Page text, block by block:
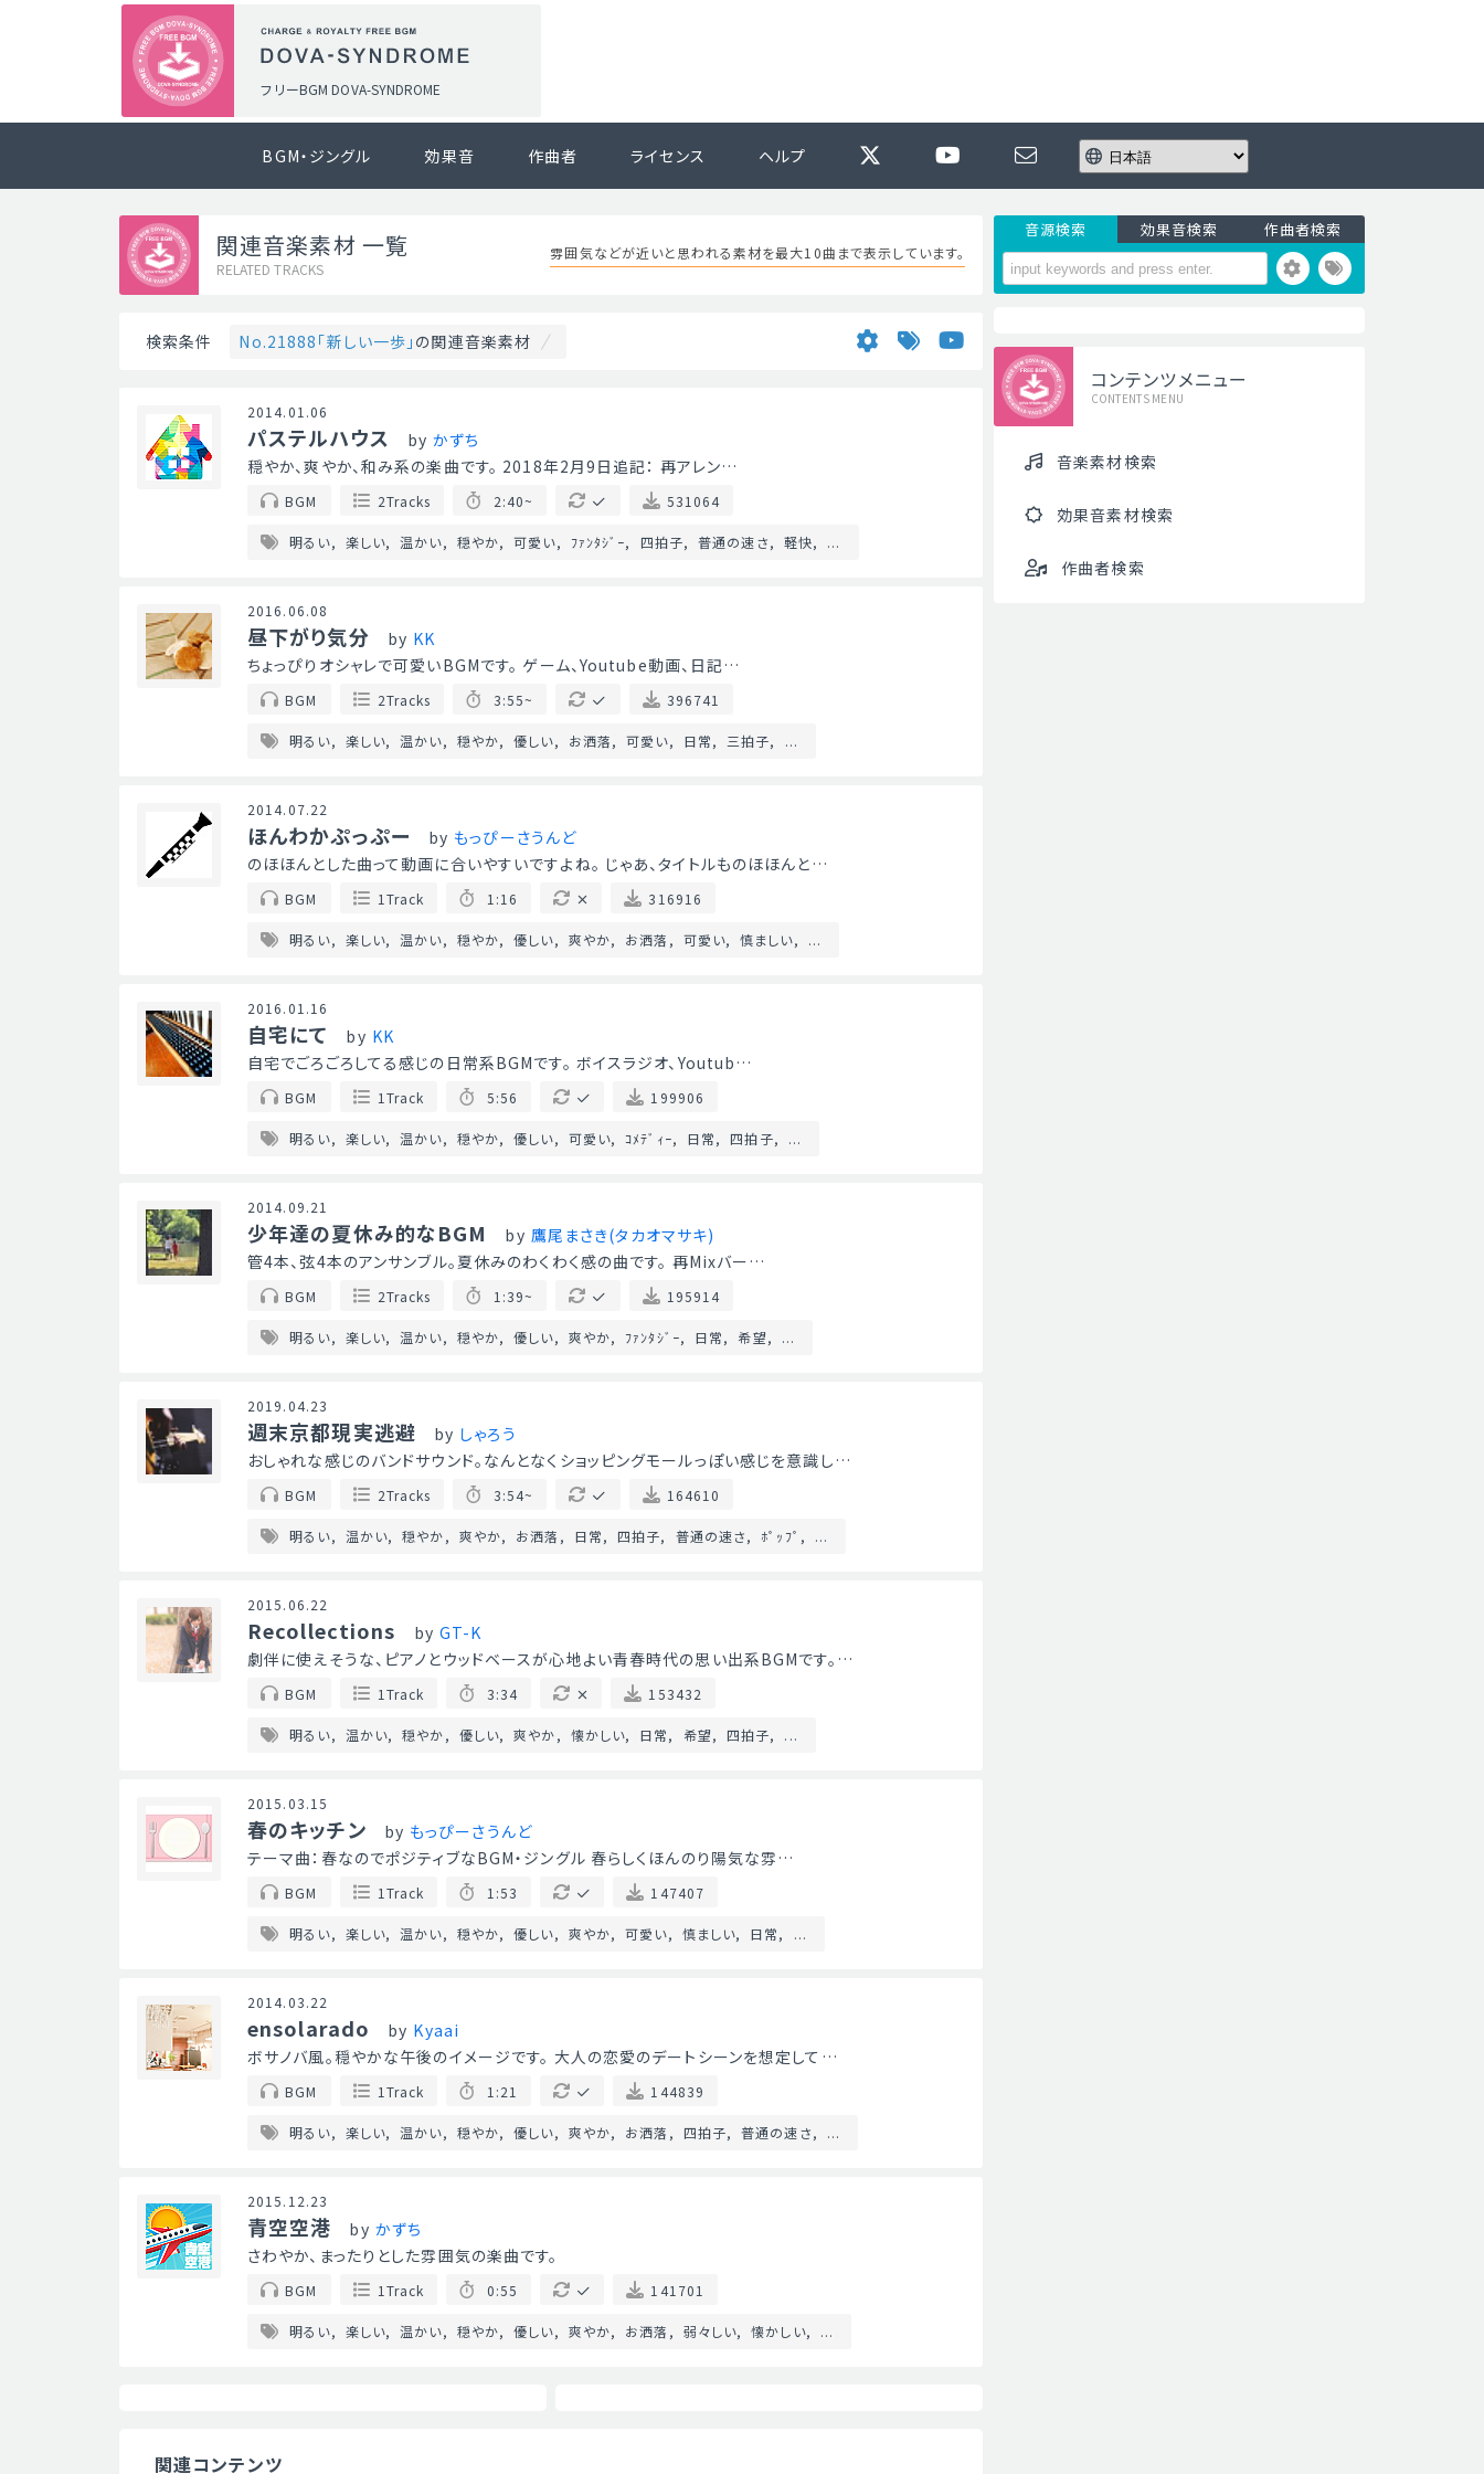
フリーBGM DOVA-SYNDROME
BGM・ジングル 効果音 作曲者 ライセンス ヘルプ
関連音楽素材 一覧
RELATED TRACKS
雰囲気などが近いと思われる素材を最大10曲まで表示しています。
検索条件 No.21888「新しい一歩」 の関連音楽素材
2014.01.06
パステルハウス by かずち
穏やか、爽やか、和み系の楽曲です。 2018年2月9日追記： 再アレン…
BGM 2Tracks 2:40~ 531064
明るい 楽しい 温かい 穏やか 可愛い ﾌｧﾝﾀｼﾞｰ 四拍子 普通の速さ 軽快 ...
2016.06.08
昼下がり気分 by KK
ちょっぴりオシャレで可愛いBGMです。 ゲーム、Youtube動画、日記…
BGM 2Tracks 3:55~ 396741
明るい 楽しい 温かい 穏やか 優しい お洒落 可愛い 日常 三拍子 ...
2014.07.22
ほんわかぷっぷー by もっぴーさうんど
のほほんとした曲って動画に合いやすいですよね。 じゃあ、タイトルものほほんと…
BGM 1Track 1:16 316916
明るい 楽しい 温かい 穏やか 優しい 爽やか お洒落 可愛い 慎ましい ...
2016.01.16
自宅にて by KK
自宅でごろごろしてる感じの日常系BGMです。 ボイスラジオ、Youtub…
BGM 1Track 5:56 199906
明るい 楽しい 温かい 穏やか 優しい 可愛い ｺﾒﾃﾞｨｰ 日常 四拍子 ...
2014.09.21
少年達の夏休み的なBGM by 鷹尾まさき(タカオマサキ)
管4本、弦4本のアンサンブル。夏休みのわくわく感の曲です。 再Mixバー…
BGM 2Tracks 1:39~ 195914
明るい 楽しい 温かい 穏やか 優しい 爽やか ﾌｧﾝﾀｼﾞｰ 日常 希望 ...
2019.04.23
週末京都現実逃避 by しゃろう
おしゃれな感じのバンドサウンド。なんとなくショッピングモールっぽい感じを意識し…
BGM 2Tracks 3:54~ 164610
明るい 温かい 穏やか 爽やか お洒落 日常 四拍子 普通の速さ ﾎﾟｯﾌﾟ ...
2015.06.22
Recollections by GT-K
劇伴に使えそうな、ピアノとウッドベースが心地よい青春時代の思い出系BGMです。…
BGM 1Track 3:34 153432
明るい 温かい 穏やか 優しい 爽やか 懐かしい 日常 希望 四拍子 ...
2015.03.15
春のキッチン by もっぴーさうんど
テーマ曲：春なのでポジティブなBGM・ジングル 春らしくほんのり陽気な雰…
BGM 1Track 1:53 147407
明るい 楽しい 温かい 穏やか 優しい 爽やか 可愛い 慎ましい 日常 ...
2014.03.22
ensolarado by Kyaai
ボサノバ風。穏やかな午後のイメージです。 大人の恋愛のデートシーンを想定して…
BGM 1Track 1:21 144839
明るい 楽しい 温かい 穏やか 優しい 爽やか お洒落 四拍子 普通の速さ ...
2015.12.23
青空空港 by かずち
さわやか、まったりとした雰囲気の楽曲です。
BGM 1Track 0:55 141701
明るい 楽しい 温かい 穏やか 優しい 爽やか お洒落 弱々しい 懐かしい ...
関連コンテンツ
音源検索 効果音検索 作曲者検索
コンテンツメニュー
CONTENTS MENU
音楽素材検索
効果音素材検索
作曲者検索